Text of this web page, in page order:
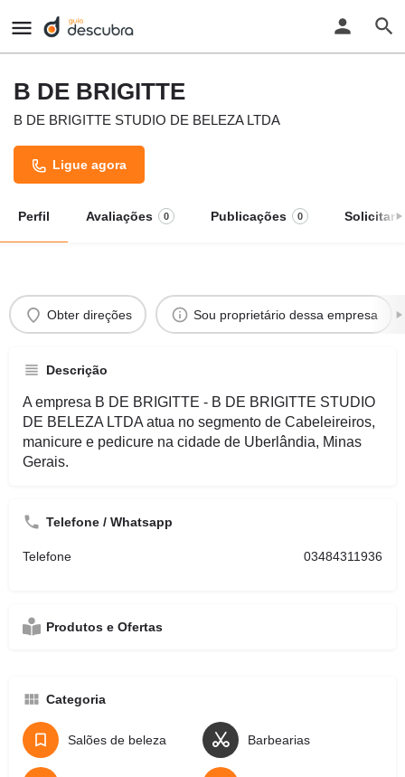
B DE BRIGITTE
B DE BRIGITTE STUDIO DE BELEZA LTDA
Ligue agora
Perfil Avaliações 0 Publicações 0 Solicitar
Obter direções Sou proprietário dessa empresa
Descrição
A empresa B DE BRIGITTE - B DE BRIGITTE STUDIO
DE BELEZA LTDA atua no segmento de Cabeleireiros,
manicure e pedicure na cidade de Uberlândia, Minas
Gerais.
Telefone / Whatsapp
Telefone 03484311936
Produtos e Ofertas
Categoria
Salões de beleza Barbearias